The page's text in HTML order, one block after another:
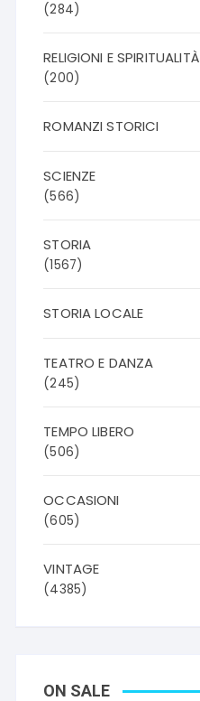
(284)
RELIGIONI E SPIRITUALITÀ
(200)
ROMANZI STORICI
SCIENZE
(566)
STORIA
(1567)
STORIA LOCALE
TEATRO E DANZA
(245)
TEMPO LIBERO
(506)
OCCASIONI
(605)
VINTAGE
(4385)
ON SALE